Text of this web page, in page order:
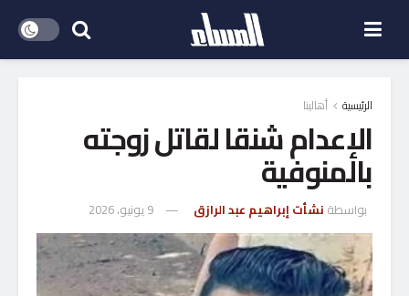
الرئيسية أهالينا
الإعدام شنقا لقاتل زوجته
بالمنوفية
بواسطة نشأت إبراهيم عبد الرازق 9 يونيو، 2026